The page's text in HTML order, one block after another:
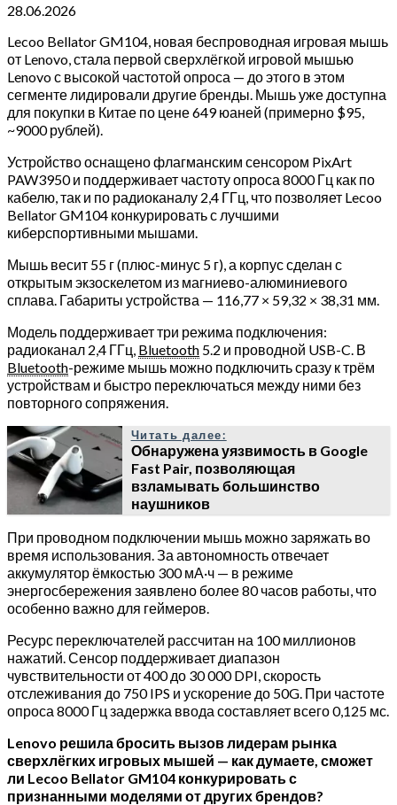
28.06.2026
Lecoo Bellator GM104, новая беспроводная игровая мышь
от Lenovo, стала первой сверхлёгкой игровой мышью
Lenovo с высокой частотой опроса — до этого в этом
сегменте лидировали другие бренды. Мышь уже доступна
для покупки в Китае по цене 649 юаней (примерно $95,
~9000 рублей).
Устройство оснащено флагманским сенсором PixArt
PAW3950 и поддерживает частоту опроса 8000 Гц как по
кабелю, так и по радиоканалу 2,4 ГГц, что позволяет Lecoo
Bellator GM104 конкурировать с лучшими
киберспортивными мышами.
Мышь весит 55 г (плюс-минус 5 г), а корпус сделан с
открытым экзоскелетом из магниево-алюминиевого
сплава. Габариты устройства — 116,77 × 59,32 × 38,31 мм.
Модель поддерживает три режима подключения:
радиоканал 2,4 ГГц, Bluetooth 5.2 и проводной USB-C. В
Bluetooth-режиме мышь можно подключить сразу к трём
устройствам и быстро переключаться между ними без
повторного сопряжения.
Читать далее:
Обнаружена уязвимость в Google
Fast Pair, позволяющая
взламывать большинство
наушников
При проводном подключении мышь можно заряжать во
время использования. За автономность отвечает
аккумулятор ёмкостью 300 мА·ч — в режиме
энергосбережения заявлено более 80 часов работы, что
особенно важно для геймеров.
Ресурс переключателей рассчитан на 100 миллионов
нажатий. Сенсор поддерживает диапазон
чувствительности от 400 до 30 000 DPI, скорость
отслеживания до 750 IPS и ускорение до 50G. При частоте
опроса 8000 Гц задержка ввода составляет всего 0,125 мс.
Lenovo решила бросить вызов лидерам рынка
сверхлёгких игровых мышей — как думаете, сможет
ли Lecoo Bellator GM104 конкурировать с
признанными моделями от других брендов?